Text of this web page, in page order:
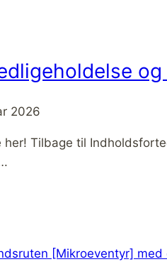
2026
Tilbage til